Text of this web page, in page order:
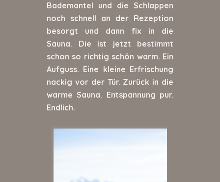
Bademantel und die Schlappen
noch schnell an der Rezeption
besorgt und dann fix in die
Sauna. Die ist jetzt bestimmt
schon so richtig schön warm. Ein
Aufguss. Eine kleine Erfrischung
nackig vor der Tür. Zurück in die
warme Sauna. Entspannung pur.
Endlich.